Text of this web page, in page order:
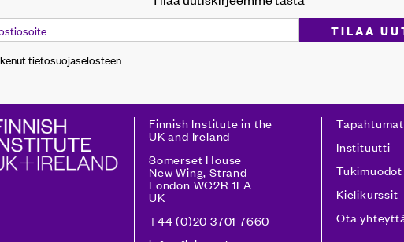
tietosuojaselosteen
Finnish Institute in the
UK and Ireland
Somerset House
New Wing, Strand
London WC2R 1LA
UK
+44 (0)20 3701 7660
Tapahtumat
Instituutti
Tukimuodot
Kielikurssit
Ota